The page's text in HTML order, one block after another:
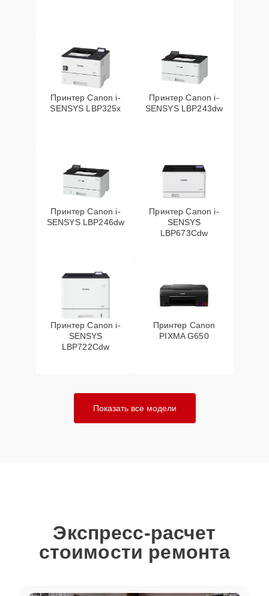
Принтер Canon i-
SENSYS LBP325x
Принтер Canon i-
SENSYS LBP243dw
Принтер Canon i-
SENSYS LBP246dw
Принтер Canon i-
SENSYS
LBP673Cdw
Принтер Canon i-
SENSYS
LBP722Cdw
Принтер Canon
PIXMA G650
Показать все модели
Экспресс-расчет
стоимости ремонта